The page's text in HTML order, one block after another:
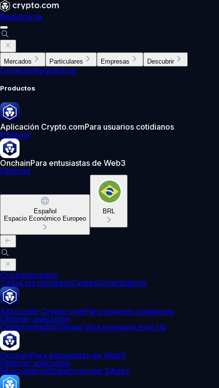
Registrarse
Mercados Particulares Empresas Descubrir
ConectarRegistrarse
Productos
Aplicación Crypto.comPara usuarios cotidianos
Obtener
OnchainPara entusiastas de Web3
Obtener
Español
Espacio Económico Europeo
BRL
Criptomonedas
Todas las monedasCestasGanarStaking
Aplicación Crypto.comPara usuarios cotidianos
Obtener aplicación
CriptomonedasTarjeta Visa prepagoLevel Up
OnchainPara entusiastas de Web3
Obtener aplicación
IntercambiosStakeExaminar DApps